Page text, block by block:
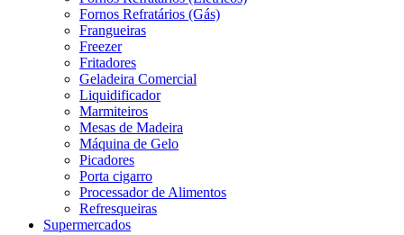
Fornos Refratários (Gás)
Frangueiras
Freezer
Fritadores
Geladeira Comercial
Liquidificador
Marmiteiros
Mesas de Madeira
Máquina de Gelo
Picadores
Porta cigarro
Processador de Alimentos
Refresqueiras
Supermercados